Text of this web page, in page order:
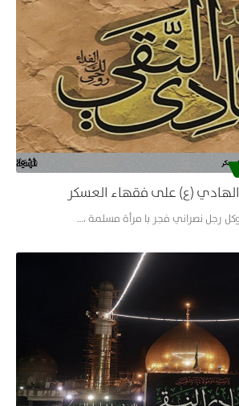
الهادي (ع) على فقهاء العسكر
رجل نصراني فجر با مرأة مسلمة ،…